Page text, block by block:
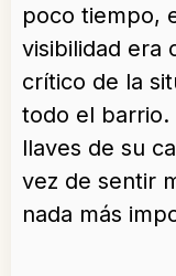
poco tiempo,
visibilidad era
crítico de la
todo el barrio.
llaves de su
vez de sentir
nada más